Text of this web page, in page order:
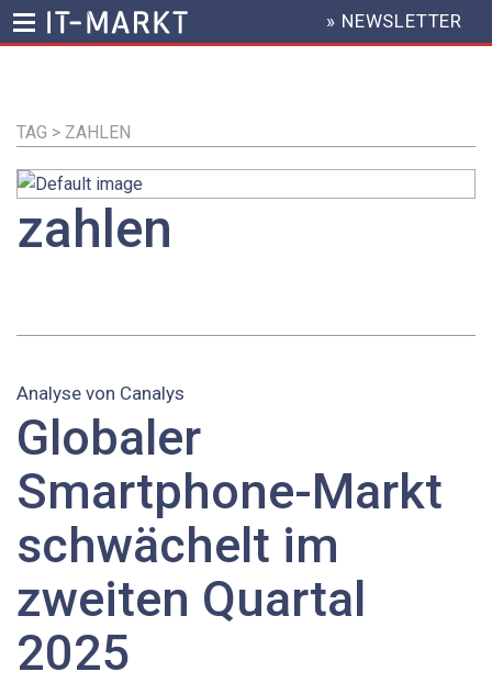
Inhalt
HEADER
MENU
» NEWSLETTER
TAG > ZAHLEN
zahlen
Analyse von Canalys
Globaler
Smartphone-Markt
schwächelt im
zweiten Quartal
2025